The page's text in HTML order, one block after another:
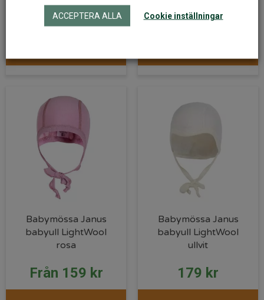
179kr 179kr
Babymössa Janus
babyull LightWool
rosa
Från 159 kr
Babymössa Janus
babyull LightWool
ullvit
179 kr
ACCEPTERA ALLA Cookie inställningar